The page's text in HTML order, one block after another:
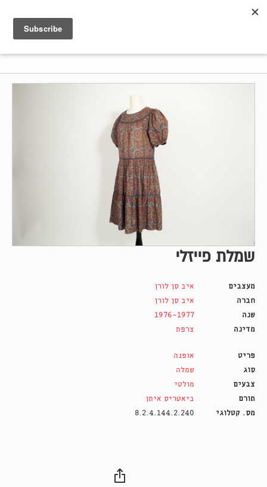
שמלת פייזלי
מעצבים
איב סן לורן
חברה
איב סן לורן
שנה
1976-1977
מדינה
צרפת
פריט
אופנה
סוג
שמלה
צבעים
מולטי
תורם
ביאטריס איתן
מס. קטלוגי
8.2.4.144.2.240